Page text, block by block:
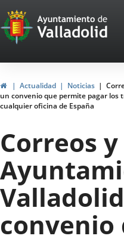
Portal
Web
del
de
Valladolid
HomeActualidad Noticias
un convenio que permite pagar los
cualquier oficina de España
Correos
convenio